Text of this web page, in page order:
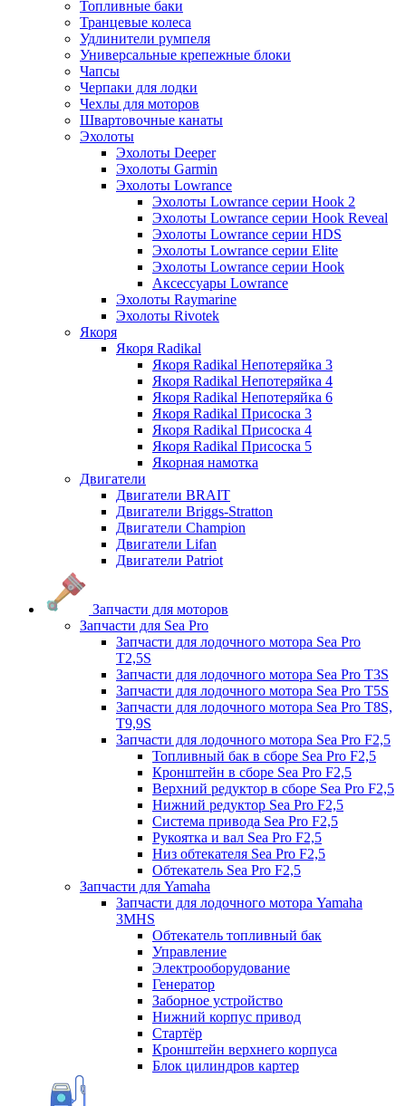
Топливные баки
Транцевые колеса
Удлинители румпеля
Универсальные крепежные блоки
Чапсы
Черпаки для лодки
Чехлы для моторов
Швартовочные канаты
Эхолоты
Эхолоты Deeper
Эхолоты Garmin
Эхолоты Lowrance
Эхолоты Lowrance серии Hook 2
Эхолоты Lowrance серии Hook Reveal
Эхолоты Lowrance серии HDS
Эхолоты Lowrance серии Elite
Эхолоты Lowrance серии Hook
Аксессуары Lowrance
Эхолоты Raymarine
Эхолоты Rivotek
Якоря
Якоря Radikal
Якоря Radikal Непотеряйка 3
Якоря Radikal Непотеряйка 4
Якоря Radikal Непотеряйка 6
Якоря Radikal Присоска 3
Якоря Radikal Присоска 4
Якоря Radikal Присоска 5
Якорная намотка
Двигатели
Двигатели BRAIT
Двигатели Briggs-Stratton
Двигатели Champion
Двигатели Lifan
Двигатели Patriot
Запчасти для моторов
Запчасти для Sea Pro
Запчасти для лодочного мотора Sea Pro
Т2,5S
Запчасти для лодочного мотора Sea Pro Т3S
Запчасти для лодочного мотора Sea Pro Т5S
Запчасти для лодочного мотора Sea Pro Т8S,
T9,9S
Запчасти для лодочного мотора Sea Pro F2,5
Топливный бак в сборе Sea Pro F2,5
Кронштейн в сборе Sea Pro F2,5
Верхний редуктор в сборе Sea Pro F2,5
Нижний редуктор Sea Pro F2,5
Система привода Sea Pro F2,5
Рукоятка и вал Sea Pro F2,5
Низ обтекателя Sea Pro F2,5
Обтекатель Sea Pro F2,5
Запчасти для Yamaha
Запчасти для лодочного мотора Yamaha
3MHS
Обтекатель топливный бак
Управление
Электрооборудование
Генератор
Заборное устройство
Нижний корпус привод
Стартёр
Кронштейн верхнего корпуса
Блок цилиндров картер